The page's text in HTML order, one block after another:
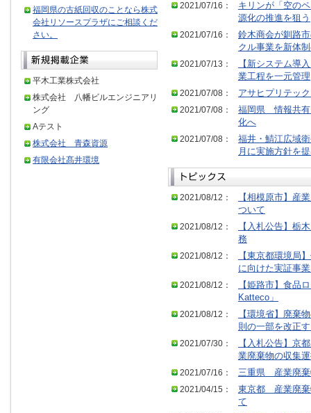
福岡県の古紙回収のことなら株式
会社リソースプラザにご相談くだ
さい。
平木工業株式会社
株式会社 八幡ビルエンジニアリ
ング
Aテスト
株式会社 青森資源
有限会社髙井環境
2021/07/16：
キリンが「空の
源化の推進を狙う
2021/07/16：
鈴木商会が釧路
クル事業を新体
2021/07/13：
【新システム導
業工程を一元管理
2021/07/08：
アサヒプリテッ
2021/07/08：
福岡県 情報共有
化へ
2021/07/08：
福井・鯖江広域
月に実施方針を
2021/08/12：
【相模原市】産
ついて
2021/08/12：
【入札公告】栃
務
2021/08/12：
【東京都環境局
に向けた実証事
2021/08/12：
【姫路市】食品
Katteco」
2021/08/12：
【環境省】廃棄
則の一部を改正
2021/07/30：
【入札公告】京
業廃棄物の収集
2021/07/16：
三重県 産業廃棄
2021/04/15：
東京都 産業廃棄
て